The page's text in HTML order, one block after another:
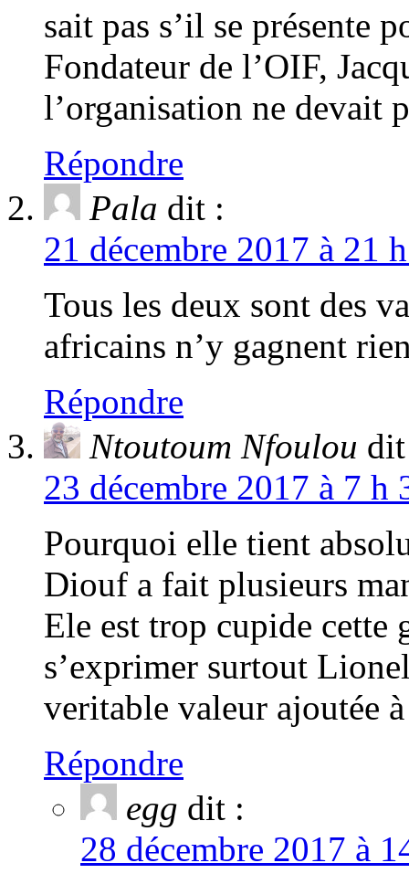
sait pas s’il se présente
Fondateur de l’OIF,
l’organisation ne devait
Répondre
Pala dit :
21 décembre 2017 à 21
Tous les deux sont des
africains n’y gagnent
Répondre
Ntoutoum Nfoulou
23 décembre 2017 à 7
Pourquoi elle tient
Diouf a fait plusieurs
Ele est trop cupide cette
s’exprimer surtout
veritable valeur ajoutée
Répondre
egg dit :
28 décembre 2017 à